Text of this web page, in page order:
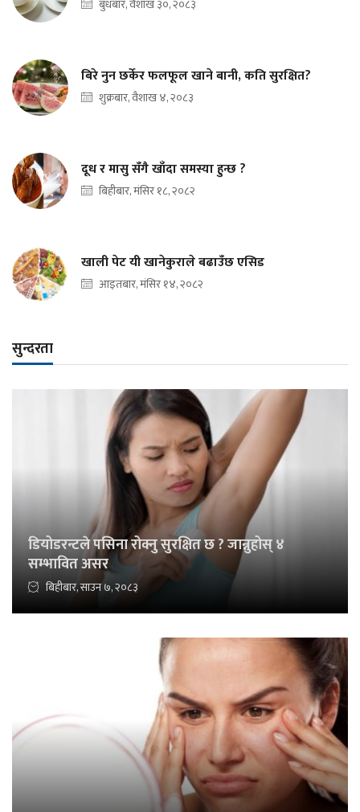
बुधबार, वैशाख ३०, २०८३
बिरे नुन छर्केर फलफूल खाने बानी, कति सुरक्षित?
शुक्रबार, वैशाख ४, २०८३
दूध र मासु सँगै खाँदा समस्या हुन्छ ?
बिहीबार, मंसिर १८, २०८२
खाली पेट यी खानेकुराले बढाउँछ एसिड
आइतबार, मंसिर १४, २०८२
सुन्दरता
डियोडरन्टले पसिना रोक्नु सुरक्षित छ ? जान्नुहोस् ४
सम्भावित असर
बिहीबार, साउन ७, २०८३